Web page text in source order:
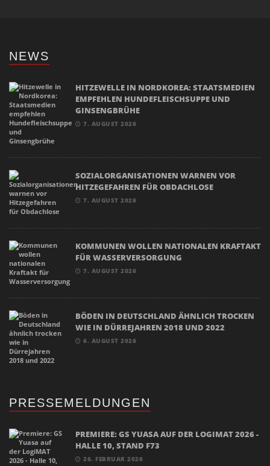
NEWS
HITZEWELLE IN NORDKOREA: STAATSMEDIEN
EMPFEHLEN HUNDEFLEISCHSUPPE UND
GINSENGBRÜHE
7. AUGUST 2026
SOZIALORGANISATIONEN WARNEN VOR
HITZEGEFAHREN FÜR OBDACHLOSE
7. AUGUST 2026
KOMMUNEN WOLLEN NATIONALEN KRAFTAKT
FÜR WASSERVERSORGUNG
7. AUGUST 2026
BÖDEN IN DEUTSCHLAND ÄHNLICH TROCKEN
WIE IN DÜRREJAHREN 2018 UND 2022
6. AUGUST 2026
PRESSEMELDUNGEN
PREMIERE: GS YUASA AUF DER LOGIMAT 2026 -
HALLE 10, STAND F73
26. FEBRUAR 2026